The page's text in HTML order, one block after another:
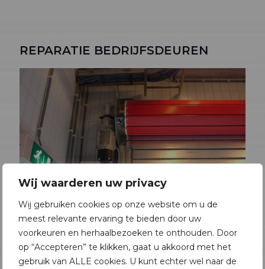
Wij waarderen uw privacy
Wij gebruiken cookies op onze website om u de
meest relevante ervaring te bieden door uw
voorkeuren en herhaalbezoeken te onthouden. Door
op “Accepteren” te klikken, gaat u akkoord met het
gebruik van ALLE cookies. U kunt echter wel naar de
REPARATIE BEDRIJFSDEUREN
Dikwijls ontstaan storingen doordat er weinig of
geen onderhoud werd uitgevoerd. Bij regelmatig
onderhoud verminderd u storingen, verlaagd u